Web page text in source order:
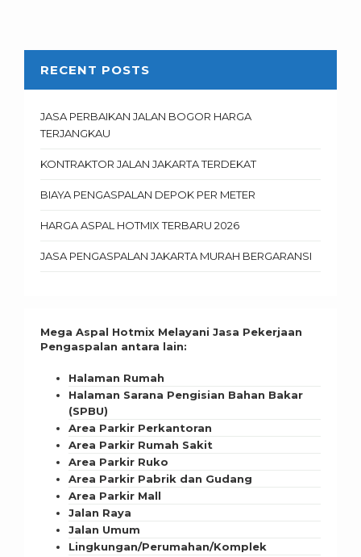
RECENT POSTS
JASA PERBAIKAN JALAN BOGOR HARGA
TERJANGKAU
KONTRAKTOR JALAN JAKARTA TERDEKAT
BIAYA PENGASPALAN DEPOK PER METER
HARGA ASPAL HOTMIX TERBARU 2026
JASA PENGASPALAN JAKARTA MURAH BERGARANSI
Mega Aspal Hotmix Melayani Jasa Pekerjaan
Pengaspalan antara lain:
Halaman Rumah
Halaman Sarana Pengisian Bahan Bakar
(SPBU)
Area Parkir Perkantoran
Area Parkir Rumah Sakit
Area Parkir Ruko
Area Parkir Pabrik dan Gudang
Area Parkir Mall
Jalan Raya
Jalan Umum
Lingkungan/Perumahan/Komplek